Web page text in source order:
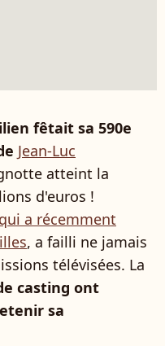
fêtait sa 590e
Jean-Luc
atteint la
d'euros !
a récemment
, a failli ne jamais
télévisées. La
casting ont
sa